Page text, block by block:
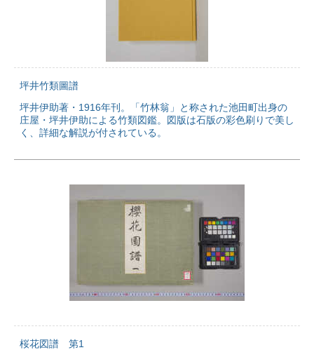
坪井竹類圖譜
坪井伊助著・1916年刊。「竹林翁」と称された池田町出身の
庄屋・坪井伊助による竹類図鑑。図版は石版の彩色刷りで美し
く、詳細な解説が付されている。
桜花図譜 第1